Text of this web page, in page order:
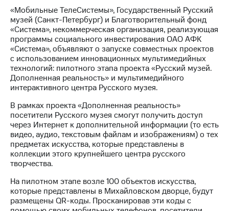
Контакты
Медиа-центр
Пресс-
релизы
МТС
о технологиях
Достижения
Интервью
Финансовая
отчетность
Контакты
Новости
в
регионе
«Мобильные ТелеСистемы», Государственный Русский
музей (Санкт-Петербург) и Благотворительный фонд
«Система», некоммерческая организация, реализующая
программы социального инвестирования ОАО АФК
«Система», объявляют о запуске совместных проектов
с использованием инновационных мультимедийных
технологий: пилотного этапа проекта «Русский музей.
Дополненная реальность» и мультимедийного
интерактивного центра Русского музея.
В рамках проекта «Дополненная реальность»
посетители Русского музея смогут получить доступ
через Интернет к дополнительной информации (то есть
видео, аудио, текстовым файлам и изображениям) о тех
предметах искусства, которые представлены в
коллекции этого крупнейшего центра русского
творчества.
На пилотном этапе возле 100 объектов искусства,
которые представлены в Михайловском дворце, будут
размещены QR-коды. Просканировав эти коды с